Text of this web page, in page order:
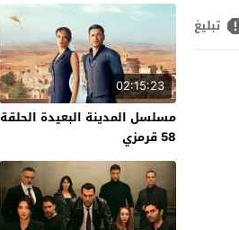
تبليغ
02:15:23
مسلسل المدينة البعيدة الحلقة
58 قرمزي